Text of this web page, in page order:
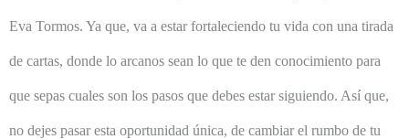
Eva Tormos. Ya que, va a estar fortaleciendo tu vida con una tirada
de cartas, donde lo arcanos sean lo que te den conocimiento para
que sepas cuales son los pasos que debes estar siguiendo. Así que,
no dejes pasar esta oportunidad única, de cambiar el rumbo de tu